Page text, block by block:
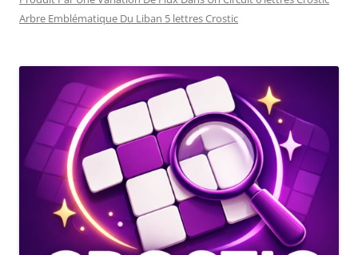
Arbre Emblématique Du Liban 5 lettres Crostic